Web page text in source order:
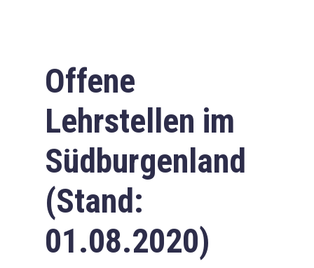
Offene
Lehrstellen im
Südburgenland
(Stand:
01.08.2020)